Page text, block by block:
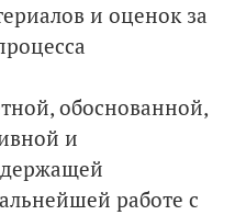
и оценок за
обоснованной,
и
работе с